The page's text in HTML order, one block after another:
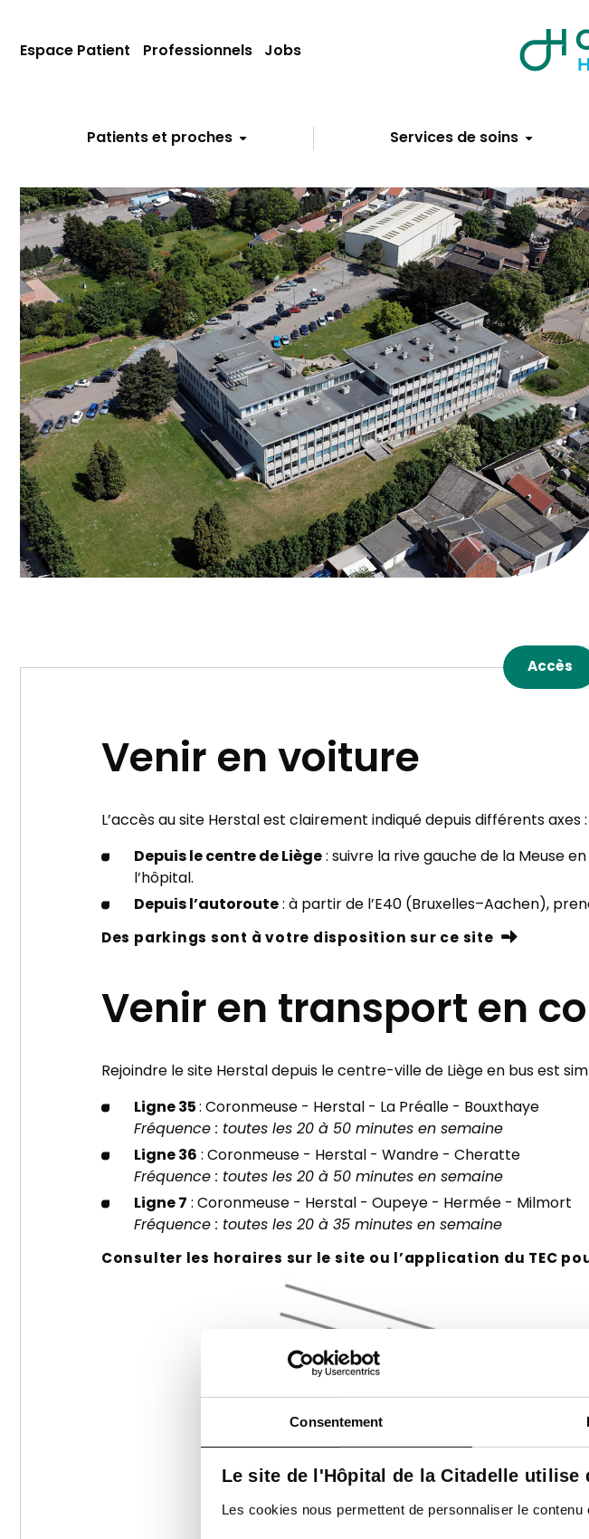
Consentement
Le site de l'Hôpital de la Citadelle utilise
Les cookies nous permettent de personnaliser le
Patients et proches Services de soins
Espace Patient Professionnels Jobs
Accès
Venir en voiture
L’accès au site Herstal est clairement indiqué depuis différents axes :
Depuis le centre de Liège: suivre la rive gauche de la Meuse
l’hôpital.
Depuis l’autoroute: à partir de l’E40 (Bruxelles–Aachen),
Des parkings sont à votre disposition sur ce site
Venir en transport en
Rejoindre le site Herstal depuis le centre-ville de Liège en bus est
Ligne 35: Coronmeuse - Herstal - La Préalle - Bouxthaye
Fréquence : toutes les 20 à 50 minutes en semaine
Ligne 36: Coronmeuse - Herstal - Wandre - Cheratte
Fréquence : toutes les 20 à 50 minutes en semaine
Ligne 7: Coronmeuse - Herstal - Oupeye - Hermée - Milmort
Fréquence : toutes les 20 à 35 minutes en semaine
Consulter les horaires sur le site ou l’application du TEC